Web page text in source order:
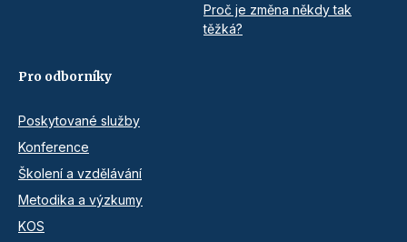
Proč je změna někdy tak
těžká?
Pro odborníky
Poskytované služby
Konference
Školení a vzdělávání
Metodika a výzkumy
KOS